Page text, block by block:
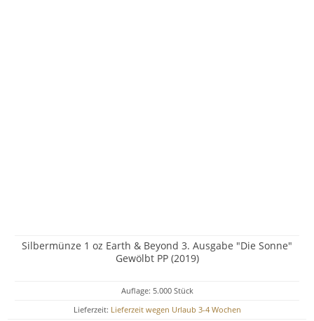
Silbermünze 1 oz Earth & Beyond 3. Ausgabe "Die Sonne"
Gewölbt PP (2019)
Auflage: 5.000 Stück
Lieferzeit: Lieferzeit wegen Urlaub 3-4 Wochen